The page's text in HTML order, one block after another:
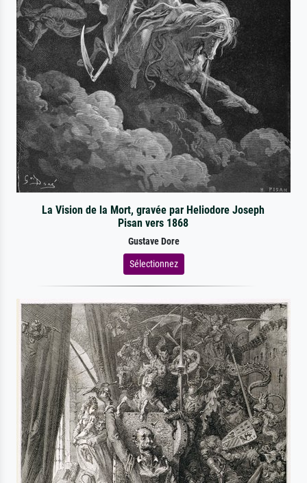
La Vision de la Mort, gravée par Heliodore Joseph
Pisan vers 1868
Gustave Dore
Sélectionnez